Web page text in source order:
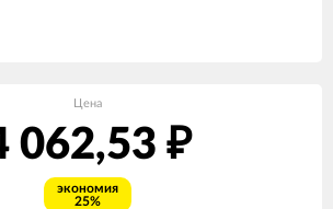
Цена
062,53 ₽
экономия
25%